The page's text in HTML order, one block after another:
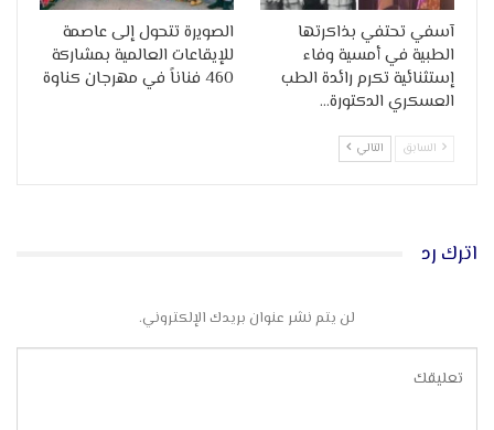
آسفي تحتفي بذاكرتها
الطبية في أمسية وفاء
إستثنائية تكرم رائدة الطب
العسكري الدكتورة…
الصويرة تتحول إلى عاصمة
للإيقاعات العالمية بمشاركة
460 فناناً في مهرجان كناوة
السابق التالي
اترك رد
لن يتم نشر عنوان بريدك الإلكتروني.